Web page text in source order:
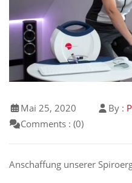
Mai 25, 2020 By :
Comments : (0)
Anschaffung unserer